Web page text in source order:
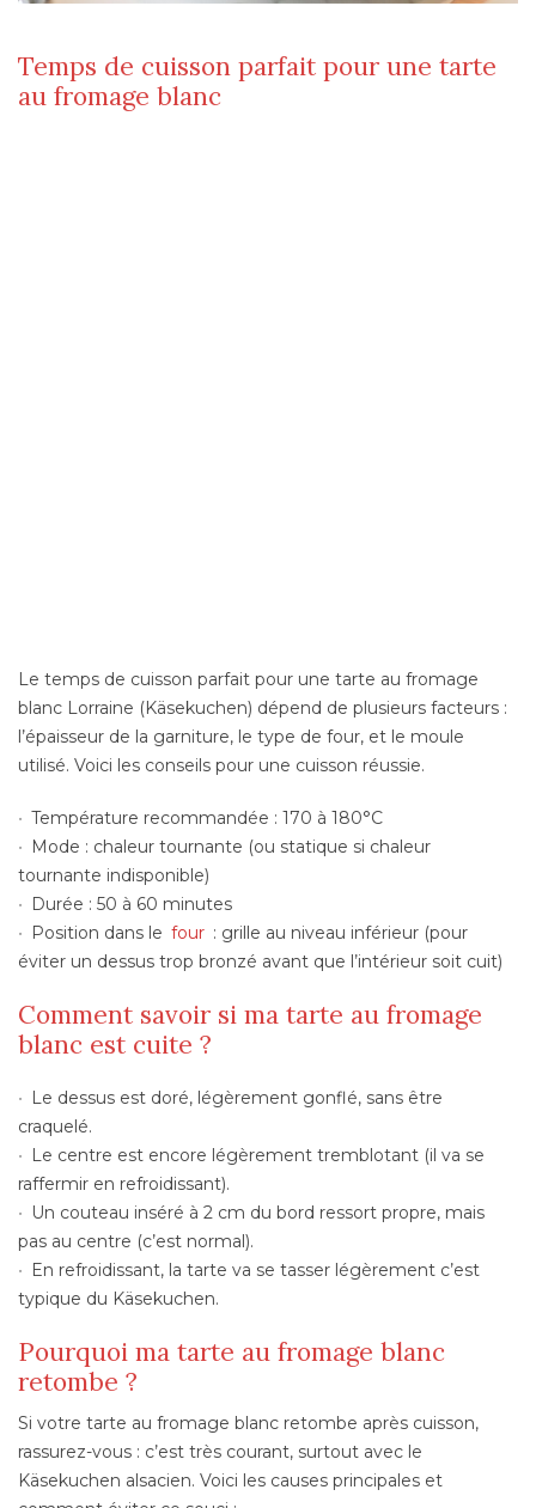
Temps de cuisson parfait pour une tarte
au fromage blanc
Le temps de cuisson parfait pour une tarte au fromage
blanc Lorraine (Käsekuchen) dépend de plusieurs facteurs :
l’épaisseur de la garniture, le type de four, et le moule
utilisé. Voici les conseils pour une cuisson réussie.
Température recommandée : 170 à 180°C
Mode : chaleur tournante (ou statique si chaleur
tournante indisponible)
Durée : 50 à 60 minutes
Position dans le four : grille au niveau inférieur (pour
éviter un dessus trop bronzé avant que l’intérieur soit cuit)
Comment savoir si ma tarte au fromage
blanc est cuite ?
Le dessus est doré, légèrement gonflé, sans être
craquelé.
Le centre est encore légèrement tremblotant (il va se
raffermir en refroidissant).
Un couteau inséré à 2 cm du bord ressort propre, mais
pas au centre (c’est normal).
En refroidissant, la tarte va se tasser légèrement c’est
typique du Käsekuchen.
Pourquoi ma tarte au fromage blanc
retombe ?
Si votre tarte au fromage blanc retombe après cuisson,
rassurez-vous : c’est très courant, surtout avec le
Käsekuchen alsacien. Voici les causes principales et